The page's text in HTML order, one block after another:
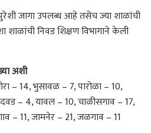
जागा उपलब्ध आहे तसेच ज्या शाळांची
निवड शिक्षण विभागाने केली
अशी
– 14, भुसावळ – 7, पारोळा – 10,
– 4, यावल – 10, चाळीसगाव – 17,
– 11, जामनेर – 21, जळगाव – 11